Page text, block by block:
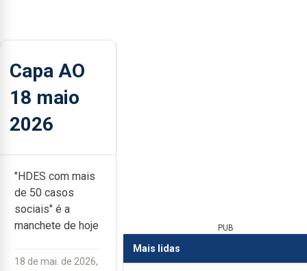
Capa AO
18 maio
2026
"HDES com mais
de 50 casos
sociais" é a
manchete de hoje
18 de mai. de 2026,
PUB
Mais lidas